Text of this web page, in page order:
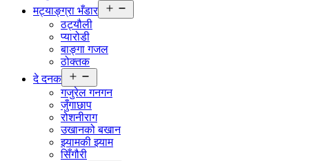
मट्याङ्ग्रा भँडार
menu
ठट्यौली
प्यारोडी
बाङ्गा गजल
ठोक्तक
दे दनक
menu
गजुरेल गनगन
जुँगाछाप
रोशनीराग
उखानको बखान
झ्यामकी झ्याम
सिँगौरी